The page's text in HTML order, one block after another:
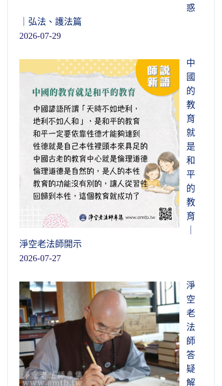
惑
｜弘法、護法篇
2026-07-29
中
國
的
教
育
就
是
和
平
的
教
育
淨空老法師開示
2026-07-27
淨
空
老
法
師
答
疑
解